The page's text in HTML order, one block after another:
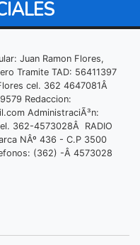
Juan Ramon Flores,
Tramite TAD: 56411397
cel. 362 4647081Â
Redaccion:
AdministraciÃ³n:
362-4573028Â RADIO
NÂº 436 - C.P 3500
(362) -Â 4573028